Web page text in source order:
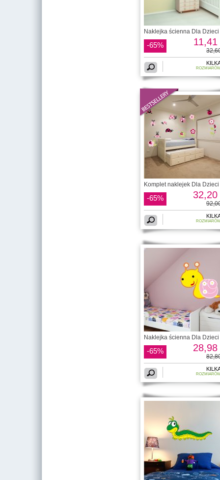
Naklejka ścienna Dla Dzieci
-65% 11,41
Komplet naklejek Dla Dzieci
-65% 32,20
Naklejka ścienna Dla Dzieci
-65% 28,98